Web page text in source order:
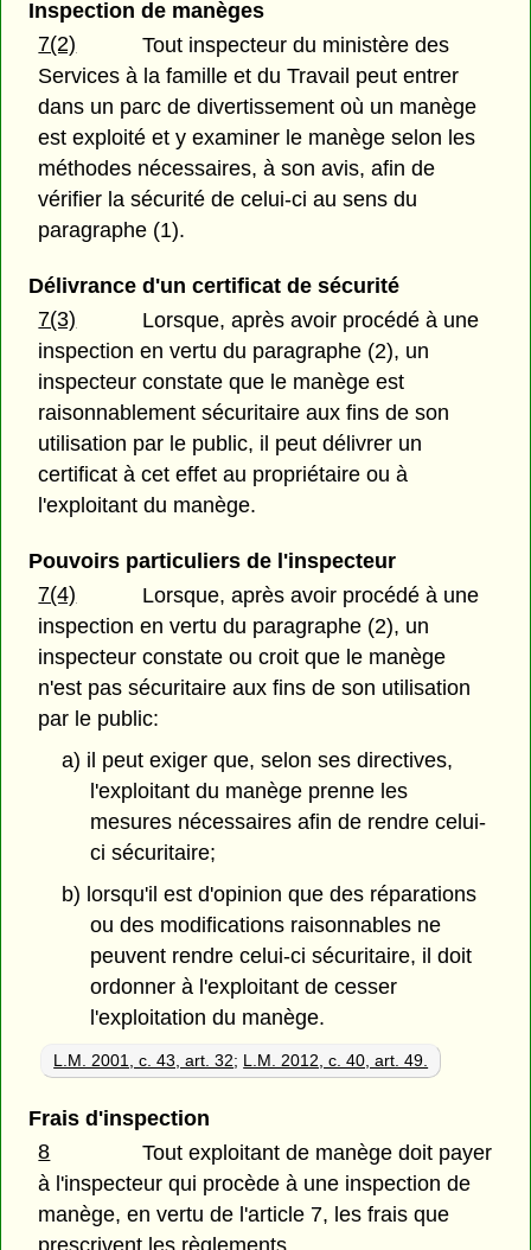
Inspection de manèges
7(2)
Tout inspecteur du ministère des
Services à la famille et du Travail peut entrer
dans un parc de divertissement où un manège
est exploité et y examiner le manège selon les
méthodes nécessaires, à son avis, afin de
vérifier la sécurité de celui-ci au sens du
paragraphe (1).
Délivrance d'un certificat de sécurité
7(3)
Lorsque, après avoir procédé à une
inspection en vertu du paragraphe (2), un
inspecteur constate que le manège est
raisonnablement sécuritaire aux fins de son
utilisation par le public, il peut délivrer un
certificat à cet effet au propriétaire ou à
l'exploitant du manège.
Pouvoirs particuliers de l'inspecteur
7(4)
Lorsque, après avoir procédé à une
inspection en vertu du paragraphe (2), un
inspecteur constate ou croit que le manège
n'est pas sécuritaire aux fins de son utilisation
par le public:
a) il peut exiger que, selon ses directives,
l'exploitant du manège prenne les
mesures nécessaires afin de rendre celui-
ci sécuritaire;
b) lorsqu'il est d'opinion que des réparations
ou des modifications raisonnables ne
peuvent rendre celui-ci sécuritaire, il doit
ordonner à l'exploitant de cesser
l'exploitation du manège.
L.M. 2001, c. 43, art. 32; L.M. 2012, c. 40, art. 49.
Frais d'inspection
8
Tout exploitant de manège doit payer
à l'inspecteur qui procède à une inspection de
manège, en vertu de l'article 7, les frais que
prescrivent les règlements.